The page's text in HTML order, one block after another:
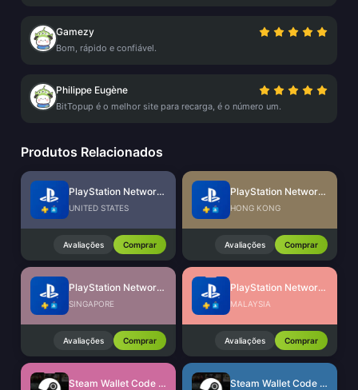
Gamezy
Bom, rápido e confiável.
Philippe Eugène
BitTopup é o melhor site para recarga, é o número um.
Produtos Relacionados
PlayStation Network Card (US)
UNITED STATES
Avaliações Comprar
PlayStation Network Card (HK)
HONG KONG
Avaliações Comprar
PlayStation Network Card (SG)
SINGAPORE
Avaliações Comprar
PlayStation Network Card (MY)
MALAYSIA
Avaliações Comprar
Steam Wallet Code (MYR) Steam Wallet Code (IDR)